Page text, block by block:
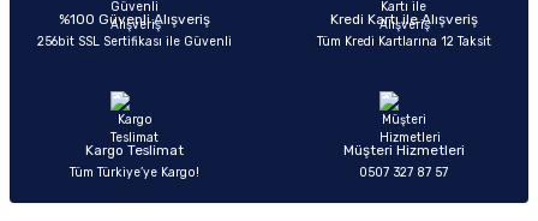
%100 Güvenli Alışveriş
256bit SSL Sertifikası ile Güvenli
Kredi Kartı ile Alışveriş
Tüm Kredi Kartlarına 12 Taksit
Kargo Teslimat
Tüm Türkiye’ye Kargo!
Müşteri Hizmetleri
0507 327 87 57